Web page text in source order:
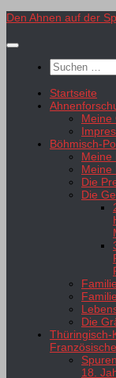
Zum
springen
Den Ahnen auf der
Suchen
nach:
Startseite
Meine
Böhmisch-
Meine
Meine
Die
Die
Die
Thüringisch-
18.